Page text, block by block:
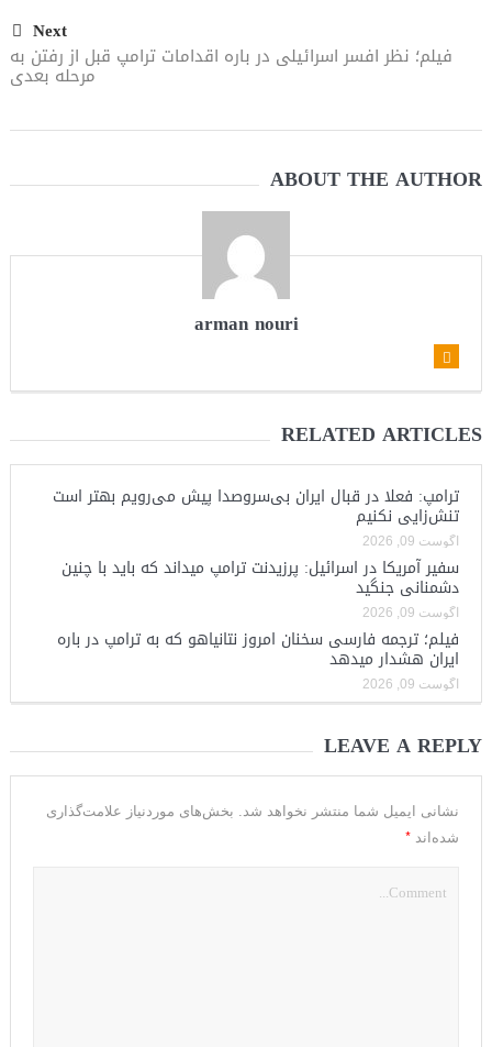
Next
فیلم؛ نظر افسر اسرائیلی در باره اقدامات ترامپ قبل از رفتن به
مرحله بعدی
ABOUT THE AUTHOR
arman nouri
RELATED ARTICLES
ترامپ: فعلا در قبال ایران بی‌سروصدا پیش می‌رویم بهتر است
تنش‌زایی نکنیم
آگوست 09, 2026
سفیر آمریکا در اسرائیل: پرزیدنت ترامپ میداند که باید با چنین
دشمنانی جنگید
آگوست 09, 2026
فیلم؛ ترجمه فارسی سخنان امروز نتانیاهو که به ترامپ در باره
ایران هشدار میدهد
آگوست 09, 2026
LEAVE A REPLY
نشانی ایمیل شما منتشر نخواهد شد.
بخش‌های موردنیاز علامت‌گذاری
شده‌اند *